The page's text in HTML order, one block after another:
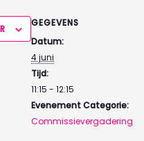
GEGEVENS
Datum:
4 juni
Tijd:
11:15 - 12:15
Evenement Categorie:
Commissievergadering